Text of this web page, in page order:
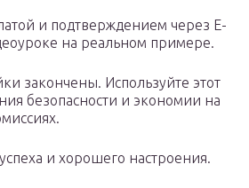
и подтверждением через E-
на реальном примере.
закончены. Используйте этот
безопасности и экономии на
и хорошего настроения.